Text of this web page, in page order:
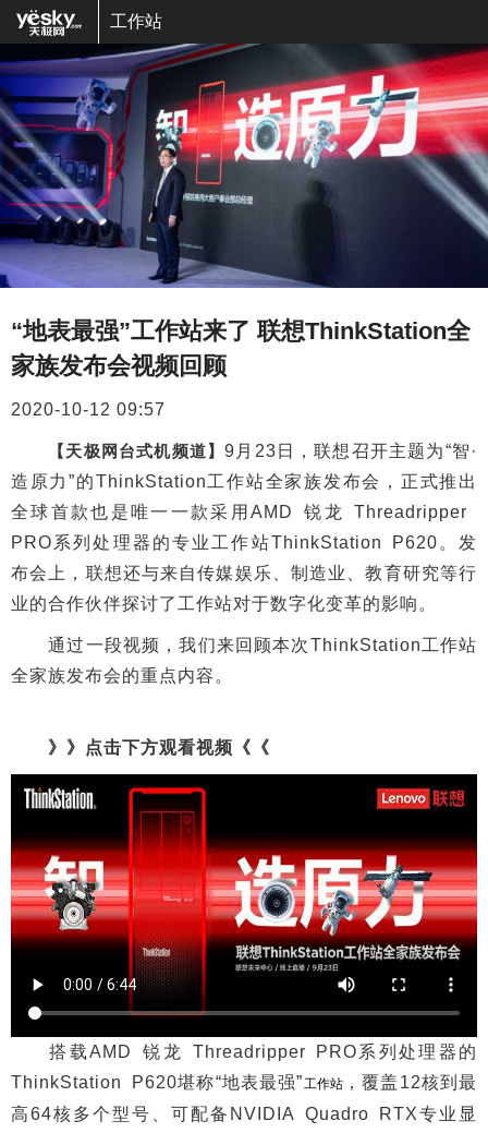
工作站
“地表最强”工作站来了 联想ThinkStation全
家族发布会视频回顾
2020-10-12 09:57
【天极网台式机频道】9月23日，联想召开主题为“智·
造原力”的ThinkStation工作站全家族发布会，正式推出
全球首款也是唯一一款采用AMD 锐龙 Threadripper
PRO系列处理器的专业工作站ThinkStation P620。发
布会上，联想还与来自传媒娱乐、制造业、教育研究等行
业的合作伙伴探讨了工作站对于数字化变革的影响。
通过一段视频，我们来回顾本次ThinkStation工作站
全家族发布会的重点内容。
》》点击下方观看视频《《
搭载AMD 锐龙 Threadripper PRO系列处理器的
ThinkStation P620堪称“地表最强” 工作站 ，覆盖12核到最
高64核多个型号、可配备NVIDIA Quadro RTX专业显